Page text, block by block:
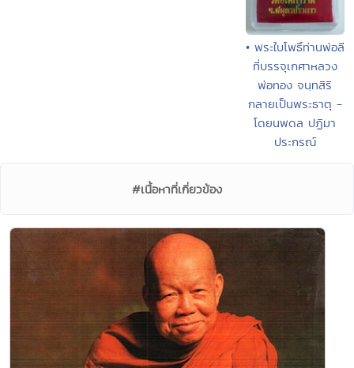
• พระใบโพธิ์ท่านพ่อลี
ที่บรรจุเกศาหลวง
พ่อทอง จนฺทสิริ
กลายเป็นพระธาตุ -
โดยนพดล ปฏิมา
ประกรณ์
#เนื้อหาที่เกี่ยวข้อง